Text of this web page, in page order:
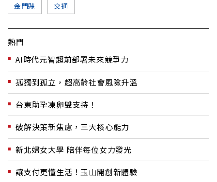
金門縣 交通
熱門
AI時代元智超前部署未來競爭力
孤獨到孤立，超高齡社會風險升溫
台東助孕凍卵雙支持！
破解決策新焦慮，三大核心能力
新北婦女大學 陪伴每位女力發光
讓支付更懂生活！玉山開創新體驗